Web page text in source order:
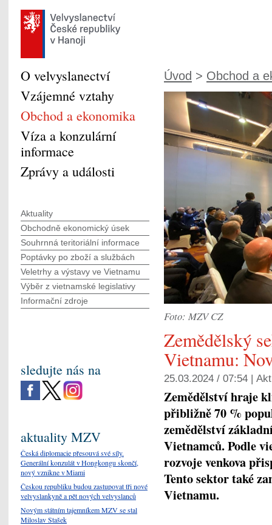
Úvod > Obchod a
Foto: MZV CZ
Zemědělský
Vietnamu:
25.03.2024 / 07:54 |
Zemědělství hraje
přibližně 70 %
zemědělství
Vietnamců.Podle
rozvoje venkova
Tento sektor také
Vietnamu.
O velvyslanectví
Vzájemné vztahy
Obchod a ekonomika
Víza a konzulární
informace
Zprávy a události
Aktuality
Obchodně ekonomický úsek
Souhrnná teritoriální informace
Poptávky po zboží a službách
Veletrhy a výstavy ve Vietnamu
Výběr z vietnamské legislativy
Informační zdroje
sledujte nás na
aktuality MZV
Česká diplomacie přesouvá své síly.
Generální konzulát v Hongkongu skončí,
nový vznikne v Miami
Českou republiku budou zastupovat tři nové
velvyslankyně a pět nových velvyslanců
Novým státním tajemníkem MZV se stal
Miloslav Stašek